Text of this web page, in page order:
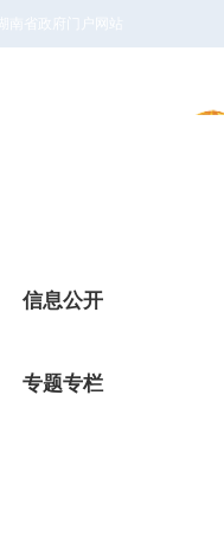
湖南省政府门户网站
信息公开
专题专栏